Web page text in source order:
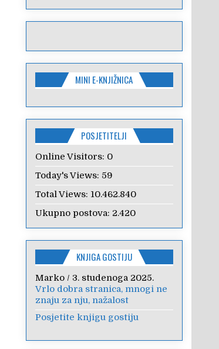
MINI E-KNJIŽNICA
POSJETITELJI
Online Visitors: 0
Today's Views: 59
Total Views: 10.462.840
Ukupno postova: 2.420
KNJIGA GOSTIJU
Marko/ 3. studenoga 2025.
Vrlo dobra stranica, mnogi ne
znaju za nju, nažalost
Posjetite knjigu gostiju